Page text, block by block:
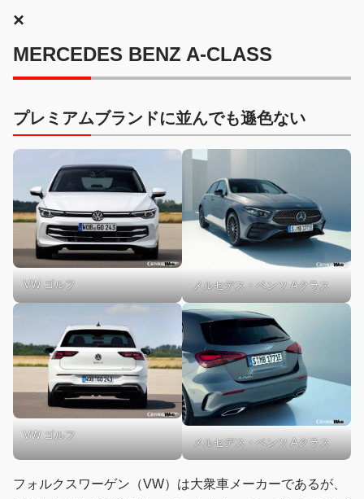
×
MERCEDES BENZ A-CLASS
プレミアムブランドに並んでも遜色ない
VW ゴルフ メルセデス・ベンツ Aクラス
VW ゴルフ
メルセデス・ベンツ Aクラス
フォルクスワーゲン（VW）は大衆車メーカーであるが、